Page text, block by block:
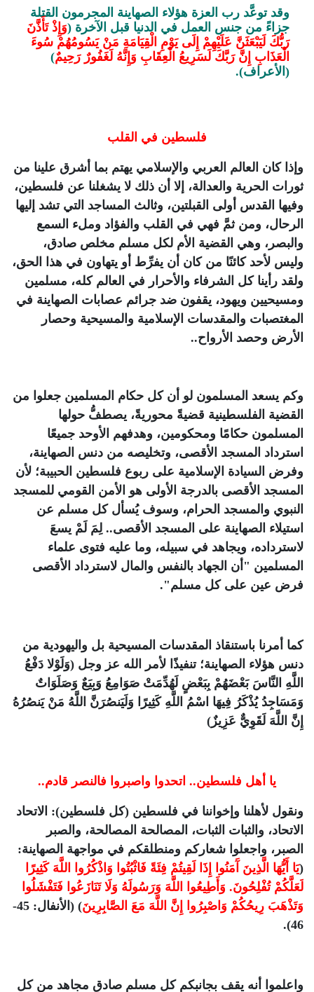
وقد توعَّد رب العزة هؤلاء الصهاينة المجرمون القتلة
جزاءً من جنس العمل في الدنيا قبل الآخرة (وَإِذْ تَأَذَّنَ
رَبُّكَ لَيَبْعَثَنَّ عَلَيْهِمْ إِلَى يَوْمِ الْقِيَامَةِ مَنْ يَسُومُهُمْ سُوءَ
الْعَذَابِ إِنَّ رَبَّكَ لَسَرِيعُ الْعِقَابِ وَإِنَّهُ لَغَفُورٌ رَحِيمٌ)
(الأعراف).
فلسطين في القلب
وإذا كان العالم العربي والإسلامي يهتم بما أشرق علينا من
ثورات الحرية والعدالة، إلا أن ذلك لا يشغلنا عن فلسطين،
وفيها القدس أولى القبلتين، وثالث المساجد التي تشد إليها
الرحال، ومن ثمَّ فهي في القلب والفؤاد وملء السمع
والبصر، وهي القضية الأم لكل مسلم مخلص صادق،
وليس لأحد كائنًا من كان أن يفرِّط أو يتهاون في هذا الحق،
ولقد رأينا كل الشرفاء والأحرار في العالم كله، مسلمين
ومسيحيين ويهود، يقفون ضد جرائم عصابات الصهاينة في
المغتصبات والمقدسات الإسلامية والمسيحية وحصار
الأرض وحصد الأرواح..
وكم يسعد المسلمون لو أن كل حكام المسلمين جعلوا من
القضية الفلسطينية قضيةً محوريةً، يصطفُّ حولها
المسلمون حكامًا ومحكومين، وهدفهم الأوحد جميعًا
استرداد المسجد الأقصى، وتخليصه من دنس الصهاينة،
وفرض السيادة الإسلامية على ربوع فلسطين الحبيبة؛ لأن
المسجد الأقصى بالدرجة الأولى هو الأمن القومي للمسجد
النبوي والمسجد الحرام، وسوف يُسأل كل مسلم عن
استيلاء الصهاينة على المسجد الأقصى.. لِمَ لَمْ يسعَ
لاسترداده، ويجاهد في سبيله، وما عليه فتوى علماء
المسلمين "أن الجهاد بالنفس والمال لاسترداد الأقصى
فرض عين على كل مسلم".
كما أمرنا باستنقاذ المقدسات المسيحية بل واليهودية من
دنس هؤلاء الصهاينة؛ تنفيذًا لأمر الله عز وجل (وَلَوْلا دَفْعُ
اللَّهِ النَّاسَ بَعْضَهُمْ بِبَعْضٍ لَهُدِّمَتْ صَوَامِعُ وَبِيَعٌ وَصَلَوَاتٌ
وَمَسَاجِدُ يُذْكَرُ فِيهَا اسْمُ اللَّهِ كَثِيرًا وَلَيَنصُرَنَّ اللَّهُ مَنْ يَنصُرُهُ
إِنَّ اللَّهَ لَقَوِيٌّ عَزِيزٌ)
يا أهل فلسطين.. اتحدوا واصبروا فالنصر قادم..
ونقول لأهلنا وإخواننا في فلسطين (كل فلسطين): الاتحاد
الاتحاد، والثبات الثبات، المصالحة المصالحة، والصبر
الصبر، واجعلوا شعاركم ومنطلقكم في مواجهة الصهاينة:
(يَا أَيُّهَا الَّذِينَ آَمَنُوا إِذَا لَقِيتُمْ فِئَةً فَاثْبُتُوا وَاذْكُرُوا اللَّهَ كَثِيرًا
لَعَلَّكُمْ تُفْلِحُونَ. وَأَطِيعُوا اللَّهَ وَرَسُولَهُ وَلَا تَنَازَعُوا فَتَفْشَلُوا
وَتَذْهَبَ رِيحُكُمْ وَاصْبِرُوا إِنَّ اللَّهَ مَعَ الصَّابِرِينَ
) (الأنفال: 45-
46).
واعلموا أنه يقف بجانبكم كل مسلم صادق مجاهد من كل